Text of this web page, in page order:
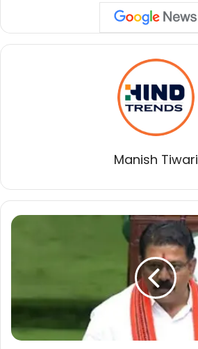
Manish Tiwari
छत्तीसगढ़
विधानसभा
हत्याकांड